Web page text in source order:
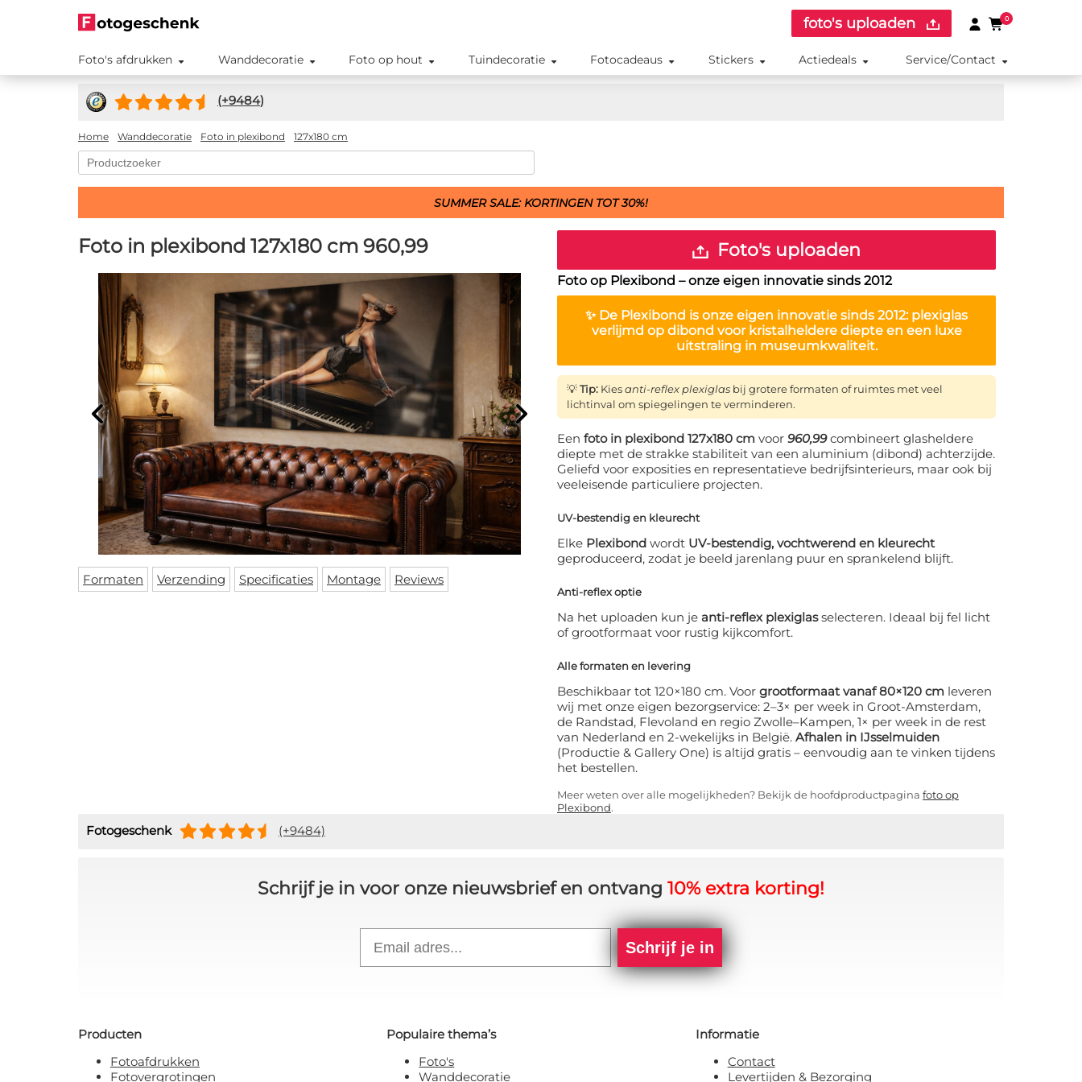
foto's uploaden 0
Foto's afdrukken Wanddecoratie Foto op hout Tuindecoratie Fotocadeaus Stickers Actiedeals Service/Contact
(+9484)
Home Wanddecoratie Foto in plexibond 127x180 cm
SUMMER SALE: KORTINGEN TOT 30%!
Foto in plexibond 127x180 cm 960,99
Formaten Verzending Specificaties Montage Reviews
Foto's uploaden
Foto op Plexibond – onze eigen innovatie sinds 2012
✨ De Plexibond is onze eigen innovatie sinds 2012: plexiglas
verlijmd op dibond voor kristalheldere diepte en een luxe
uitstraling in museumkwaliteit.
💡Tip: Kiesanti-reflex plexiglas bij grotere formaten of ruimtes met veel
lichtinval om spiegelingen te verminderen.
Een foto in plexibond 127x180 cm voor 960,99combineert glasheldere
diepte met de strakke stabiliteit van een aluminium (dibond) achterzijde.
Geliefd voor exposities en representatieve bedrijfsinterieurs, maar ook bij
veeleisende particuliere projecten.
UV-bestendig en kleurecht
Elke Plexibond wordt UV-bestendig, vochtwerend en kleurecht
geproduceerd, zodat je beeld jarenlang puur en sprankelend blijft.
Anti-reflex optie
Na het uploaden kun je anti-reflex plexiglasselecteren. Ideaal bij fel licht
of grootformaat voor rustig kijkcomfort.
Alle formaten en levering
Beschikbaar tot 120×180 cm. Voor grootformaat vanaf 80×120 cm leveren
wij met onze eigen bezorgservice: 2–3× per week in Groot-Amsterdam,
de Randstad, Flevoland en regio Zwolle–Kampen, 1× per week in de rest
van Nederland en 2-wekelijks in België. Afhalen in IJsselmuiden
(Productie & Gallery One) is altijd gratis – eenvoudig aan te vinken tijdens
het bestellen.
Meer weten over alle mogelijkheden? Bekijk de hoofdproductpagina foto op
Plexibond.
Fotogeschenk (+9484)
Schrijf je in voor onze nieuwsbrief en ontvang 10% extra korting!
Schrijf je in
Producten
Fotoafdrukken
Fotovergrotingen
Populaire thema’s
Foto's
Wanddecoratie
Informatie
Contact
Levertijden & Bezorging